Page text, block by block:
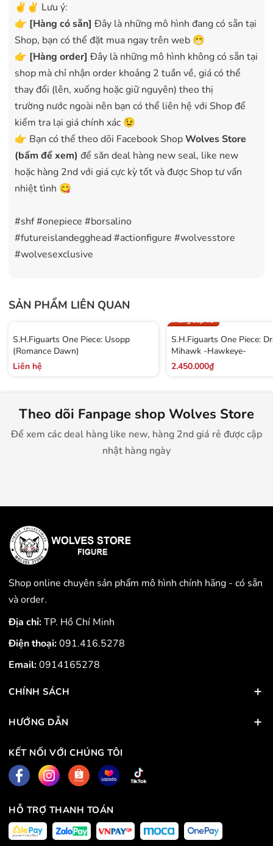
✌️✌️ Lưu ý:
👉 [Hàng có sẵn] Đây là những mô hình đang có sẵn tại
Shop, bạn có thể đặt mua ngay trên web 😁
👉 [Hàng order] Đây là những mô hình không có sẵn tại
shop mà chỉ nhận order khoảng 2 tuần về, giá có thể
thay đổi (lên, xuống hoặc giữ nguyên) theo thị
trường nước ngoài nên bạn có thể liên hệ với Shop để
kiểm tra lại giá chính xác 😉
👉 Bạn có thể theo dõi Facebook ShopWolves Store
(bấm để xem) để săn deal hàng new seal, like new
hoặc hàng 2nd với giá cực kỳ tốt và được Shop tư vấn
nhiệt tình 😋
#shf #onepiece #borsalino
#futureislandegghead #actionfigure #wolvesstore
#wolvesexclusive
SẢN PHẨM LIÊN QUAN
S.H.Figuarts One Piece: Usopp
(Romance Dawn)
Liên hệ
Hàng sắp về
S.H.Figuarts One Piece:
Mihawk -Hawkeye-
2.450.000₫
Theo dõi Fanpage shop Wolves Store
Để xem các deal hàng like new, hàng 2nd giá rẻ được cập
nhật hàng ngày
Shop online chuyên sản phẩm mô hình chính hãng - có sẵn
và order.
Địa chỉ:TP. Hồ Chí Minh
Điện thoại:091.416.5278
Email:0914165278
CHÍNH SÁCH
HƯỚNG DẪN
KẾT NỐI VỚI CHÚNG TÔI
HỖ TRỢ THANH TOÁN